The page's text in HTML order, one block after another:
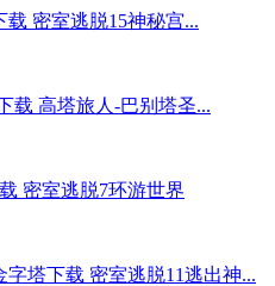
密室逃脱15神秘宫...
高塔旅人-巴别塔圣...
密室逃脱7环游世界
密室逃脱11逃出神...